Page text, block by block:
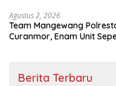
Agustus 2, 2026
Team Mangewang
Curanmor, Enam Unit
Berita Terbaru